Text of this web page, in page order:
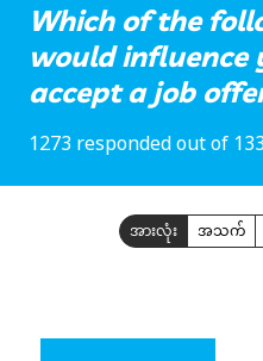
Which of the
would influence
accept a job
1273 responded out of
အားလုံး အသက်